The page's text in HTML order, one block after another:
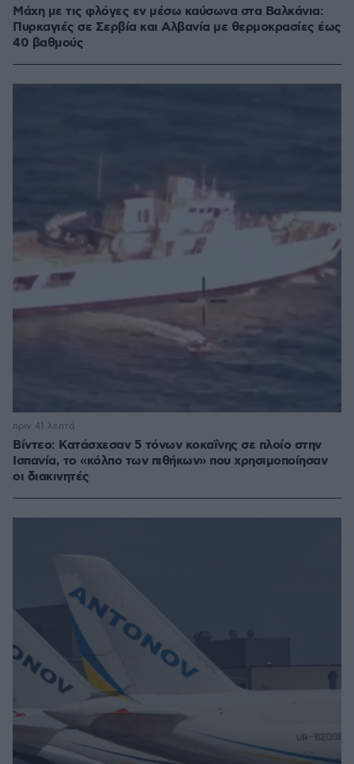
Μάχη με τις φλόγες εν μέσω καύσωνα στα Βαλκάνια:
Πυρκαγιές σε Σερβία και Αλβανία με θερμοκρασίες έως
40 βαθμούς
Βίντεο: Κατάσχεσαν 5 τόνων κοκαΐνης σε πλοίο στην
Ισπανία, το «κόλπο των πιθήκων» που χρησιμοποίησαν
οι διακινητές
πριν 41 λεπτά